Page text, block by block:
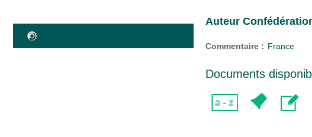
Auteur
Commentaire : France
Documents